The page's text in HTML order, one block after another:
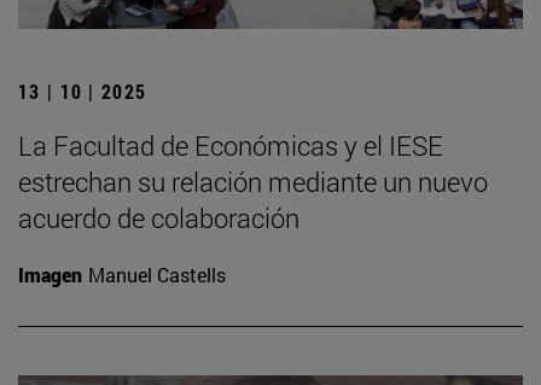
13 | 10 | 2025
La Facultad de Económicas y el IESE
estrechan su relación mediante un nuevo
acuerdo de colaboración
Imagen Manuel Castells